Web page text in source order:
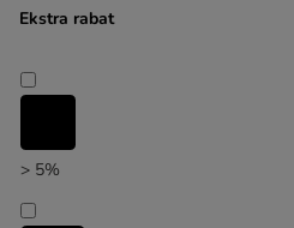
Produkter med ekstra rabat
Ekstra rabat
> 5%